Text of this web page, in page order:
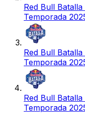
Red Bull
Temporada
Red Bull
Temporada
Red Bull
Temporada